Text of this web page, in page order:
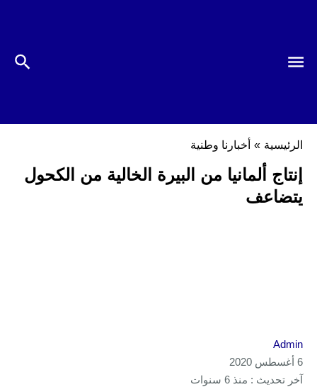
الرئيسية » أخبارنا وطنية
إنتاج ألمانيا من البيرة الخالية من الكحول
يتضاعف
Admin
6 أغسطس 2020
آخر تحديث : منذ 6 سنوات